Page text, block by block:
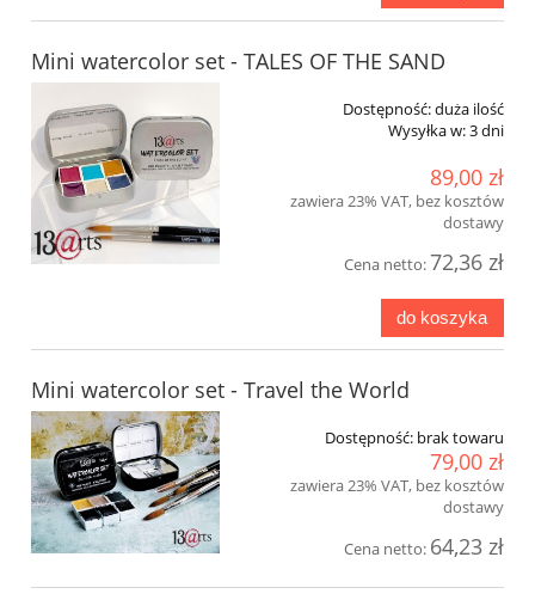
Mini watercolor set - TALES OF THE SAND
Dostępność:duża ilość
Wysyłka w:3 dni
89,00 zł
zawiera 23% VAT, bez kosztów
dostawy
Cena netto:72,36 zł
do koszyka
Mini watercolor set - Travel the World
Dostępność: brak towaru
79,00 zł
zawiera 23% VAT, bez kosztów
dostawy
Cena netto: 64,23 zł